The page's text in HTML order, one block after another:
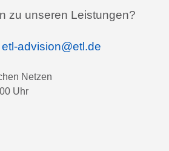
zu unseren Leistungen?
etl-advision@etl.de
Netzen
Uhr